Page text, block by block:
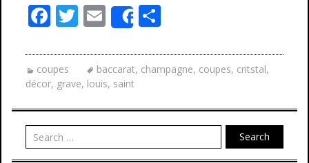
F
e
b
o
o
k
T
itt
er
E
m
ai
l
Share
ta
g
er
coupes baccarat, champagne, coupes, critstal,
décor, grave, louis, saint
Search